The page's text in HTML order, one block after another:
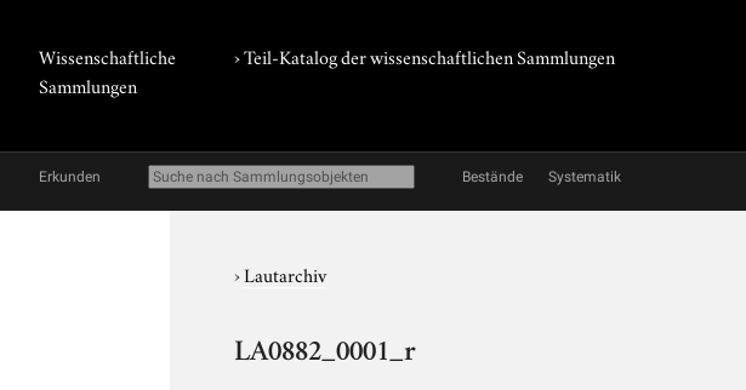
Wissenschaftliche
Sammlungen
› Teil-Katalog der wissenschaftlichen Sammlungen
Erkunden Bestände Systematik
›Lautarchiv
LA0882_0001_r